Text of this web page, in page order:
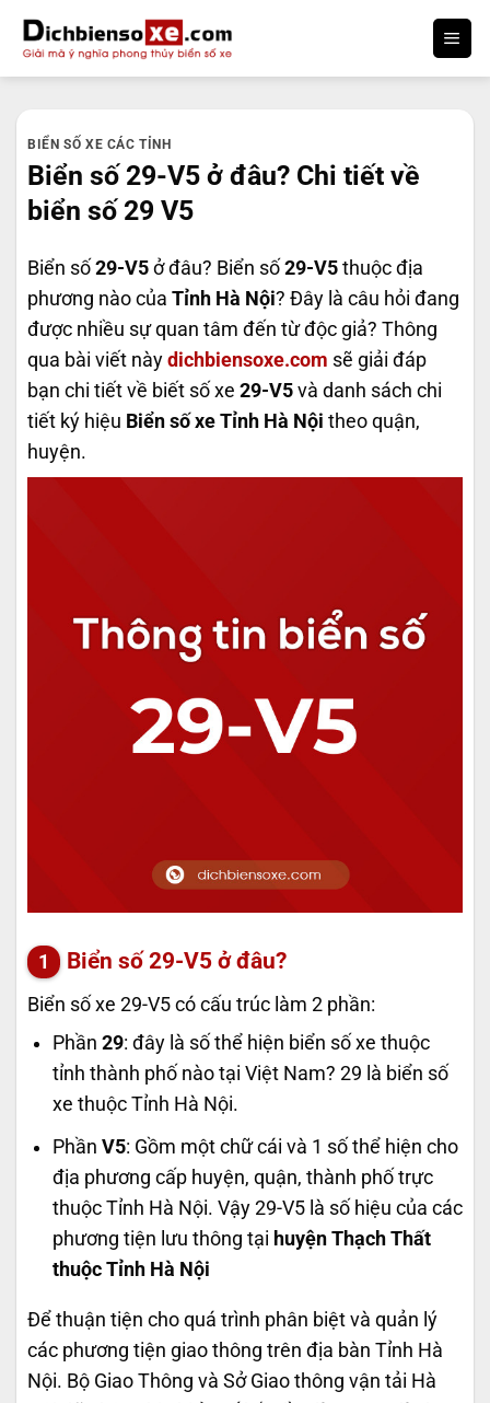
qua
nội
BIỂN SỐ XE CÁC TỈNH
Biển số 29-V5 ở đâu? Chi tiết về
biển số 29 V5
Biển số 29-V5 ở đâu? Biển số 29-V5 thuộc địa
phương nào của Tỉnh Hà Nội? Đây là câu hỏi đang
được nhiều sự quan tâm đến từ độc giả? Thông
qua bài viết này dichbiensoxe.com sẽ giải đáp
bạn chi tiết về biết số xe 29-V5 và danh sách chi
tiết ký hiệu Biển số xe Tỉnh Hà Nội theo quận,
huyện.
Biển số 29-V5 ở đâu?
Biển số xe 29-V5 có cấu trúc làm 2 phần:
Phần 29: đây là số thể hiện biển số xe thuộc
tỉnh thành phố nào tại Việt Nam? 29 là biển số
xe thuộc Tỉnh Hà Nội.
Phần V5: Gồm một chữ cái và 1 số thể hiện cho
địa phương cấp huyện, quận, thành phố trực
thuộc Tỉnh Hà Nội. Vậy 29-V5 là số hiệu của các
phương tiện lưu thông tại huyện Thạch Thất
thuộc Tỉnh Hà Nội
Để thuận tiện cho quá trình phân biệt và quản lý
các phương tiện giao thông trên địa bàn Tỉnh Hà
Nội. Bộ Giao Thông và Sở Giao thông vận tải Hà